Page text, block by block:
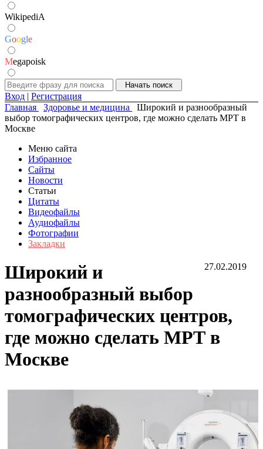
WikipediA
Google
Megapoisk
Вход | Регистрация
Главная
Здоровье и медицина
Широкий и разнообразный
выбор томографических центров, где можно сделать МРТ в
Москве
Меню сайта
Избранное
Сайты
Новости
Статьи
Цитаты
Видеофайлы
Аудиофайлы
Фотографии
Закладки
27.02.2019
Широкий и
разнообразный выбор
томографических центров,
где можно сделать МРТ в
Москве